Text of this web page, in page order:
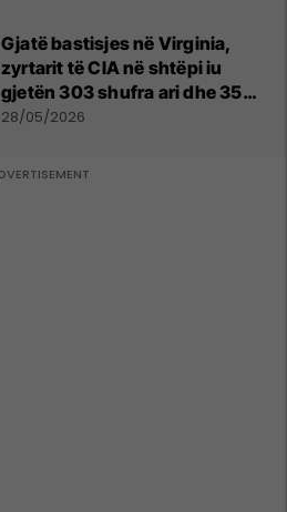
Gjatë bastisjes në Virginia,
zyrtarit të CIA në shtëpi iu
gjetën 303 shufra ari dhe 35
orë luksoze Rolex
28/05/2026